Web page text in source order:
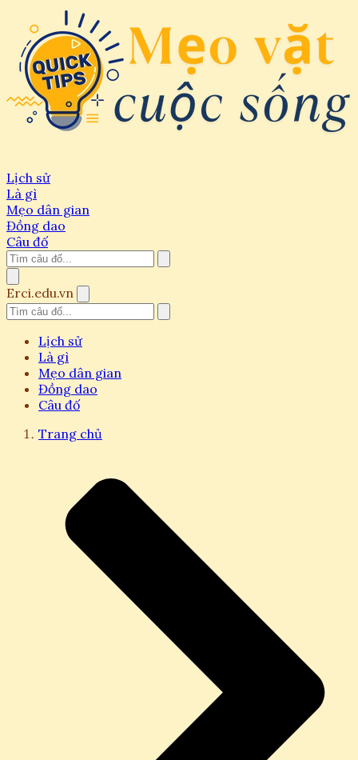
Lịch sử
Là gì
Mẹo dân gian
Đồng dao
Câu đố
Erci.edu.vn
Lịch sử
Là gì
Mẹo dân gian
Đồng dao
Câu đố
Trang chủ